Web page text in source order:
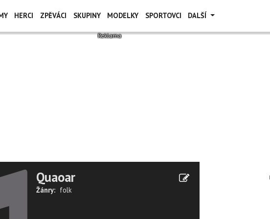
HERCI ZPĚVÁCI SKUPINY MODELKY SPORTOVCI DALŠÍ
Quaoar
Žánry: folk